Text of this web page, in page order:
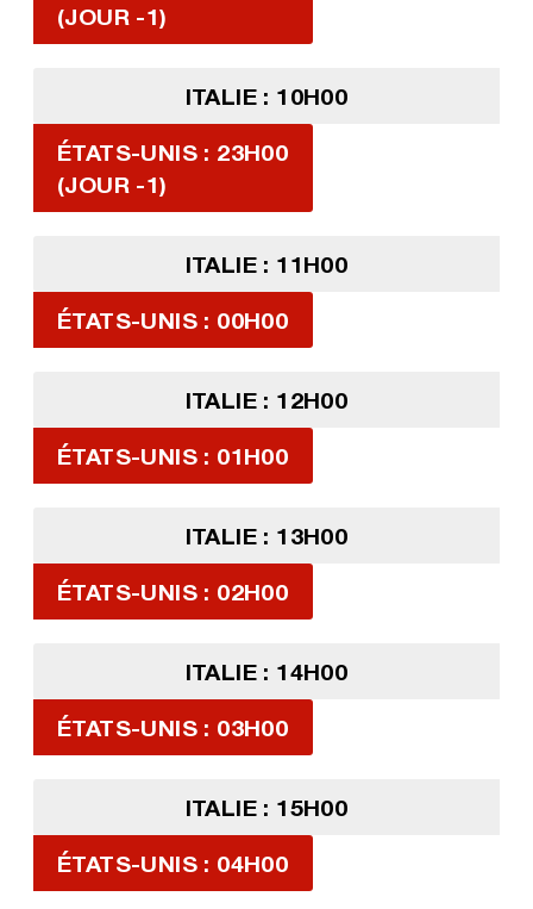
(JOUR -1)
ITALIE : 10H00
ÉTATS-UNIS : 23H00
(JOUR -1)
ITALIE : 11H00
ÉTATS-UNIS : 00H00
ITALIE : 12H00
ÉTATS-UNIS : 01H00
ITALIE : 13H00
ÉTATS-UNIS : 02H00
ITALIE : 14H00
ÉTATS-UNIS : 03H00
ITALIE : 15H00
ÉTATS-UNIS : 04H00